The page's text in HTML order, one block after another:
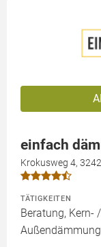
einfach
Krokusweg 4,
TÄTIGKEITEN
Beratung, Kern-